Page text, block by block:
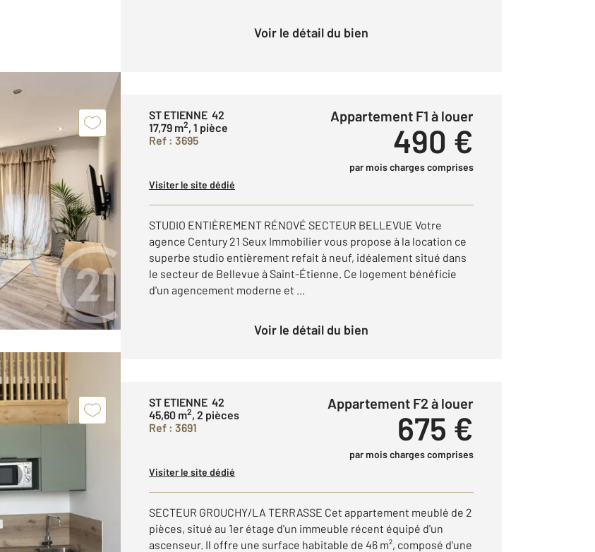
Voir le détail du bien
ST ETIENNE 42
17,79 m2, 1 pièce
Ref : 3695
Appartement F1 à louer
490 €
par mois charges comprises
Visiter le site dédié
STUDIO ENTIÈREMENT RÉNOVÉ SECTEUR BELLEVUE Votre
agence Century 21 Seux Immobilier vous propose à la location ce
superbe studio entièrement refait à neuf, idéalement situé dans
le secteur de Bellevue à Saint-Étienne. Ce logement bénéficie
d'un agencement moderne et ...
Voir le détail du bien
ST ETIENNE 42
45,60 m2, 2 pièces
Ref : 3691
Appartement F2 à louer
675 €
par mois charges comprises
Visiter le site dédié
SECTEUR GROUCHY/LA TERRASSE Cet appartement meublé de 2
pièces, situé au 1er étage d'un immeuble récent équipé d'un
ascenseur. Il offre une surface habitable de 46 m², composé d'une